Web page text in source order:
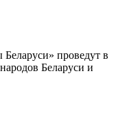
Беларуси» проведут в
Беларуси и